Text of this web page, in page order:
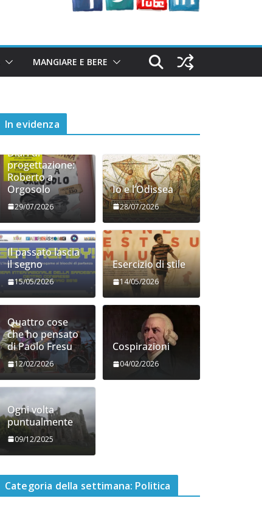
MANGIARE E BERE
In evidenza
Diari di
progettazione:
Roberto a
Orgosolo
29/07/2026
Io e l’Odissea
28/07/2026
Il passato lascia
il segno
15/05/2026
Esercizio di stile
14/05/2026
Quattro cose
che ho pensato
di Paolo Fresu
12/02/2026
Cospirazioni
04/02/2026
Ogni volta
puntualmente
09/12/2025
Categoria della settimana: Politica